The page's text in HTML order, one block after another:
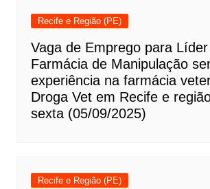
Recife e Região (PE)
Vaga de Emprego para
Farmácia de Manipulação
experiência na farmácia
Droga Vet em Recife e
sexta (05/09/2025)
Recife e Região (PE)